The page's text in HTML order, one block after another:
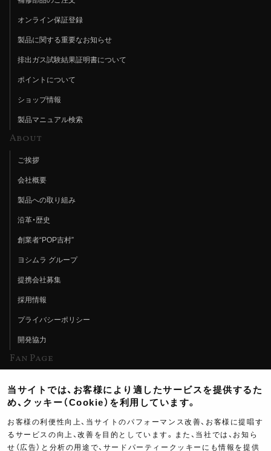
オンライン保証登録
製品に関する重要なお知らせ
排出ガス試験結果証明書について
ポイントについて
ショップ情報
製品マニュアル検索
About
ご挨拶
会社概要
製品への取り組み
沿革・歴史
創業者“POP吉村”
ヨシムラ グループ
提携会社募集
採用情報
プライバシーポリシー
開発協力
Fan Page
ヨシムラTV
イベント情報
イベントスケジュール
当サイトでは、お客様により適したサービスを提供するた
め、クッキー（Cookie）を利用しています。
お客様の利便性向上、当サイトのパフォーマンス改善、お客様に提唱す
るサービスの向上、改善を目的としています。また、当社では、お知ら
せ（広告）と分析の用途で、サードパーティークッキーにも情報を提供